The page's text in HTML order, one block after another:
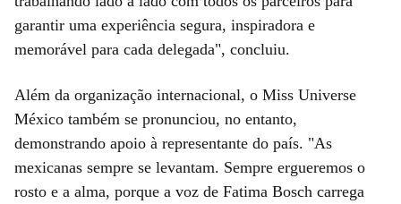
garantir uma experiência segura, inspiradora e
memorável para cada delegada", concluiu.
Além da organização internacional, o Miss Universe
México também se pronunciou, no entanto,
demonstrando apoio à representante do país. "As
mexicanas sempre se levantam. Sempre ergueremos o
rosto e a alma, porque a voz de Fatima Bosch carrega